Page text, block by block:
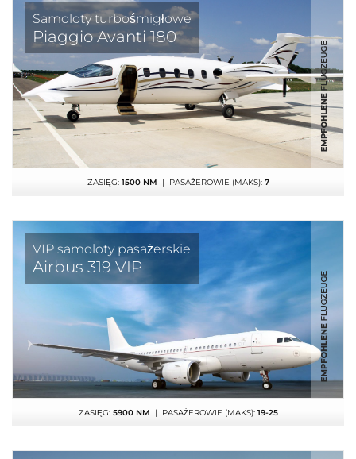
Samoloty turbośmigłowe
Piaggio Avanti 180
ZASIĘG: 1500 NM | PASAŻEROWIE (MAKS): 7
VIP samoloty pasażerskie
Airbus 319 VIP
ZASIĘG: 5900 NM | PASAŻEROWIE (MAKS): 19-25